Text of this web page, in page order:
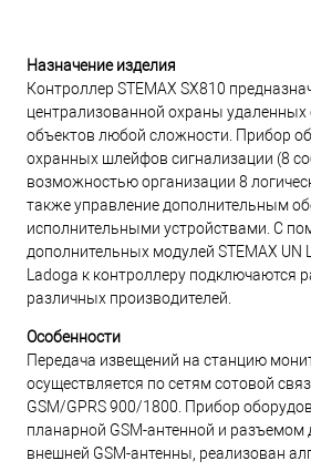
Назначение изделия
Контроллер STEMAX SX810
централизованной охраны
объектов любой сложности. Прибор
охранных шлейфов сигнализации (8
возможностью организации 8
также управление дополнительным
исполнительными устройствами. С
дополнительных модулей STEMAX UN
Ladoga к контроллеру подключаются
различных производителей.
Особенности
Передача извещений на станцию
осуществляется по сетям сотовой
GSM/GPRS 900/1800. Прибор
планарной GSM-антенной и разъемом
внешней GSM-антенны, реализован